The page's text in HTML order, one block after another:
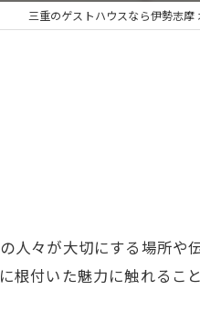
三重のゲストハウスなら伊勢志摩
人々が大切にする場所や
根付いた魅力に触れるこ